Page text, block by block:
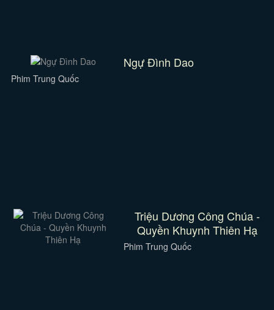
Ngự Đình Dao
Phim Trung Quốc
Triệu Dương Công Chúa -
Quyền Khuynh Thiên Hạ
Phim Trung Quốc